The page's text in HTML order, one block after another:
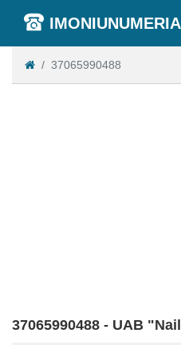
37065990488
37065990488 - UAB